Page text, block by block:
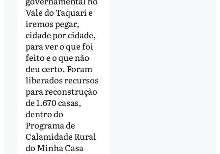
Vale do Taquari e
iremos pegar,
cidade por cidade,
para ver o que foi
feito e o que não
deu certo. Foram
liberados recursos
para reconstrução
de 1.670 casas,
dentro do
Programa de
Calamidade Rural
do Minha Casa